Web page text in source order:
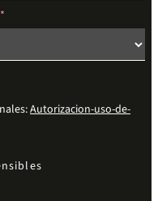
Autorizacion-uso-de-